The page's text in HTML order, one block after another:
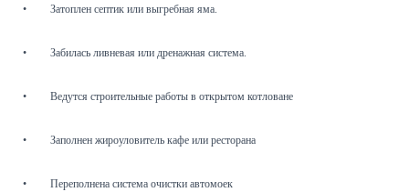
• Затоплен септик или выгребная яма.
• Забилась ливневая или дренажная система.
• Ведутся строительные работы в открытом котловане
• Заполнен жироуловитель кафе или ресторана
• Переполнена система очистки автомоек